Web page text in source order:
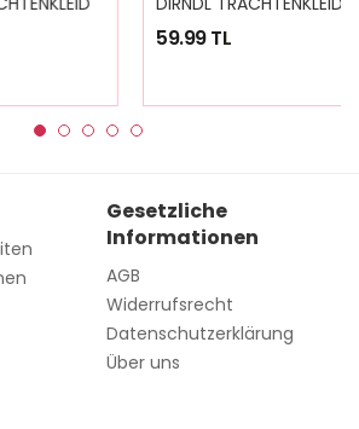
59.99 TL
Gesetzliche
Informationen
AGB
Widerrufsrecht
Datenschutzerklärung
Über uns